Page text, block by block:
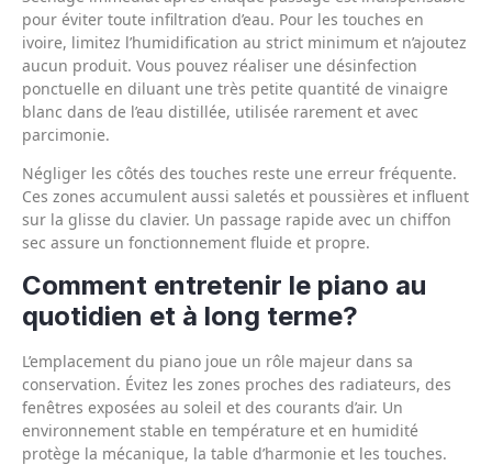
pour éviter toute infiltration d’eau. Pour les touches en
ivoire, limitez l’humidification au strict minimum et n’ajoutez
aucun produit. Vous pouvez réaliser une désinfection
ponctuelle en diluant une très petite quantité de vinaigre
blanc dans de l’eau distillée, utilisée rarement et avec
parcimonie.
Négliger les côtés des touches reste une erreur fréquente.
Ces zones accumulent aussi saletés et poussières et influent
sur la glisse du clavier. Un passage rapide avec un chiffon
sec assure un fonctionnement fluide et propre.
Comment entretenir le piano au
quotidien et à long terme?
L’emplacement du piano joue un rôle majeur dans sa
conservation. Évitez les zones proches des radiateurs, des
fenêtres exposées au soleil et des courants d’air. Un
environnement stable en température et en humidité
protège la mécanique, la table d’harmonie et les touches.